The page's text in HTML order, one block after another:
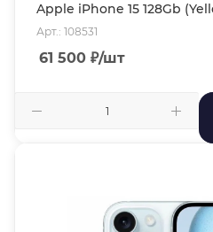
Apple iPhone 15 128Gb
Арт.: 108531
61 500 ₽/шт